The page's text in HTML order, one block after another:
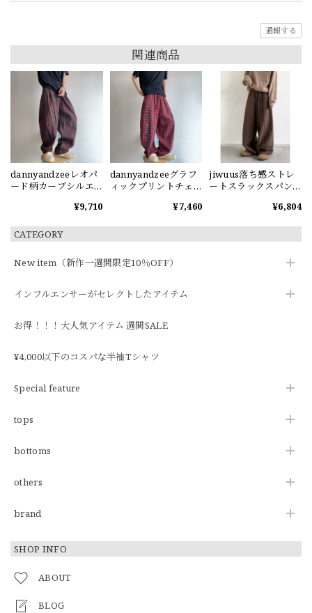
CATEGORY
New item（新作一週間限定10％OFF）
インフルエンサーがセレクトしたアイテム
お得！！！大人気アイテム 週間SALE
¥4,000以下のコスパな半袖Tシャツ
Special feature
tops
bottoms
others
brand
SHOP INFO
ABOUT
BLOG
通報する
関連商品
dannyandzeeレオパ
ード柄カーブシルエ
¥9,710
dannyandzeeグラフ
ィックプリントチェ
¥7,460
jiwuus落ち感ストレ
ートスラックスパン
¥6,804